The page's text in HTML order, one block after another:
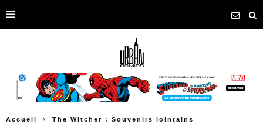
Accueil The Witcher : Souvenirs lointains